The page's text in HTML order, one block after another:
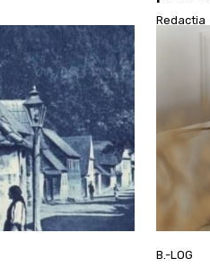
Redactia
B.-LOG